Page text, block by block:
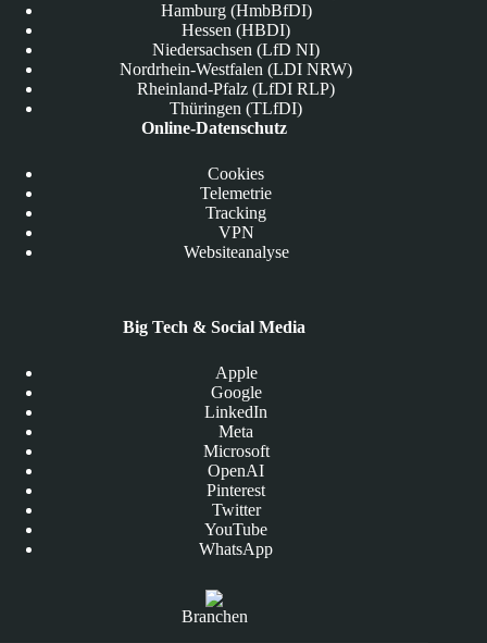
Hamburg (HmbBfDI)
Hessen (HBDI)
Niedersachsen (LfD NI)
Nordrhein-Westfalen (LDI NRW)
Rheinland-Pfalz (LfDI RLP)
Thüringen (TLfDI)
Online-Datenschutz
Cookies
Telemetrie
Tracking
VPN
Websiteanalyse
Big Tech & Social Media
Apple
Google
LinkedIn
Meta
Microsoft
OpenAI
Pinterest
Twitter
YouTube
WhatsApp
Branchen